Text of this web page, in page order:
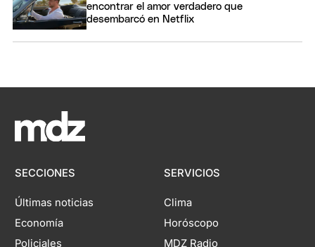
encontrar el amor verdadero que
desembarcó en Netflix
SECCIONES
Últimas noticias
Economía
Policiales
SERVICIOS
Clima
Horóscopo
MDZ Radio